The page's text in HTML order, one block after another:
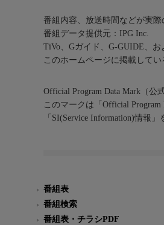
番組内容、放送時間などが実
番組データ提供元：IPG Inc.
TiVo、Gガイド、G-GUIDE、
このホームページに掲載して
Official Program Data Mark（公
このマークは「Official
「SI(Service Information)情報
番組表
番組検索
番組表・チラシPDF